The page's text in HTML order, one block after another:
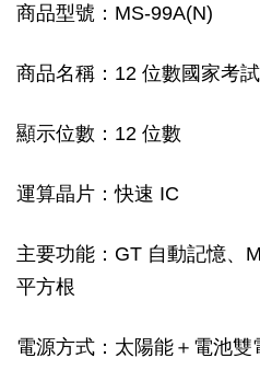
商品型號：MS-99A(N)
商品名稱：12 位數國家考
顯示位數：12 位數
運算晶片：快速 IC
主要功能：GT 自動記憶、
平方根
電源方式：太陽能＋電池雙